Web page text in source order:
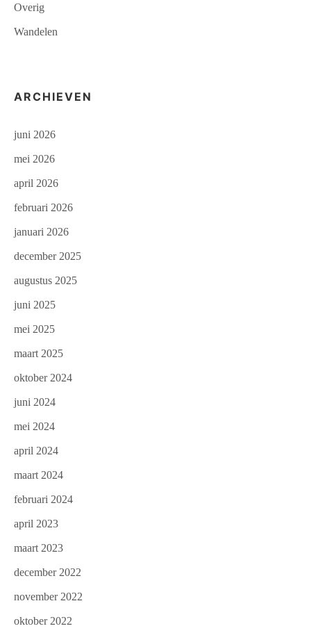
Overig
Wandelen
ARCHIEVEN
juni 2026
mei 2026
april 2026
februari 2026
januari 2026
december 2025
augustus 2025
juni 2025
mei 2025
maart 2025
oktober 2024
juni 2024
mei 2024
april 2024
maart 2024
februari 2024
april 2023
maart 2023
december 2022
november 2022
oktober 2022